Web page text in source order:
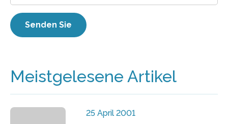
Meistgelesene Artikel
25 April 2001